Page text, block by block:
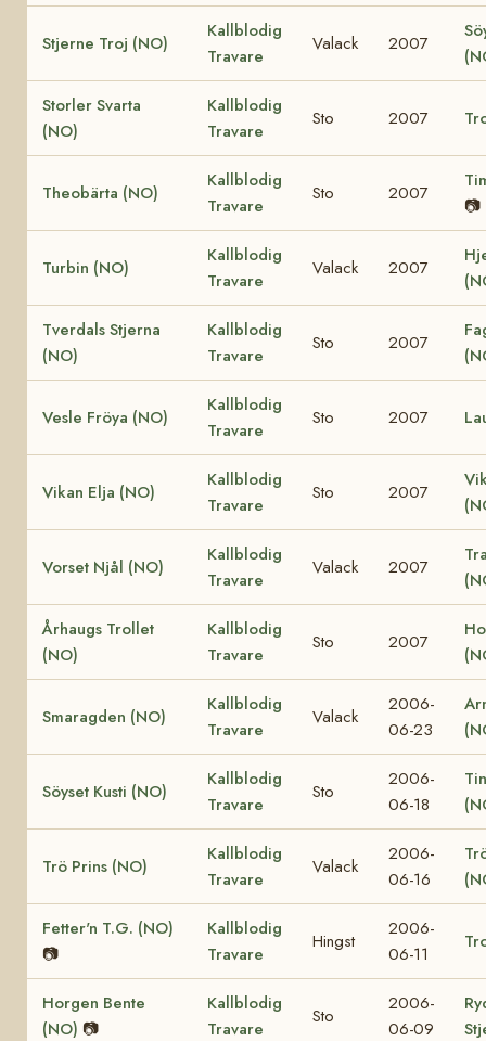
Stjerne Troj (NO)
Kallblodig
Travare
Valack 2007
Storler Svarta
(NO)
Kallblodig
Travare
Sto 2007
Theobärta (NO)
Kallblodig
Travare
Sto 2007
📷
Turbin (NO)
Kallblodig
Travare
Valack 2007
Tverdals Stjerna
(NO)
Kallblodig
Travare
Sto 2007
Vesle Fröya (NO)
Kallblodig
Travare
Sto 2007
Vikan Elja (NO)
Kallblodig
Travare
Sto 2007
Vorset Njål (NO)
Kallblodig
Travare
Valack 2007
Århaugs Trollet
(NO)
Kallblodig
Travare
Sto 2007
Smaragden (NO)
Kallblodig
Travare
Valack
2006-
06-23
Söyset Kusti (NO)
Kallblodig
Travare
Sto
2006-
06-18
Trö Prins (NO)
Kallblodig
Travare
Valack
2006-
06-16
Fetter'n T.G. (NO)
📷
Kallblodig
Travare
Hingst
2006-
06-11
Horgen Bente
(NO) 📷
Kallblodig
Travare
Sto
2006-
06-09